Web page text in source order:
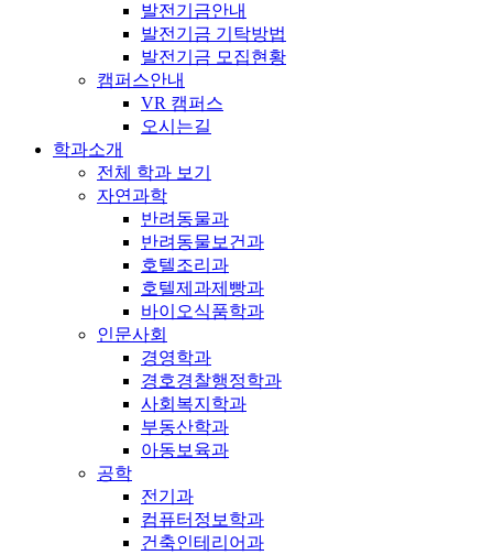
발전기금안내
발전기금 기탁방법
발전기금 모집현황
캠퍼스안내
VR 캠퍼스
오시는길
학과소개
전체 학과 보기
자연과학
반려동물과
반려동물보건과
호텔조리과
호텔제과제빵과
바이오식품학과
인문사회
경영학과
경호경찰행정학과
사회복지학과
부동산학과
아동보육과
공학
전기과
컴퓨터정보학과
건축인테리어과